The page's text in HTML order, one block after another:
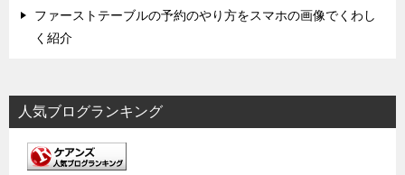
ファーストテーブルの予約のやり方をスマホの画像でくわし
く紹介
人気ブログランキング